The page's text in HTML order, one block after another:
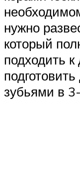
нужно
который
подходить
зубьями в